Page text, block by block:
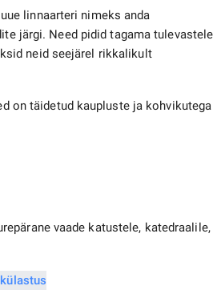
linnaarteri nimeks anda
järgi. Need pidid tagama tulevastele
neid seejärel rikkalikult
on täidetud kaupluste ja kohvikutega
vaade katustele, katedraalile,